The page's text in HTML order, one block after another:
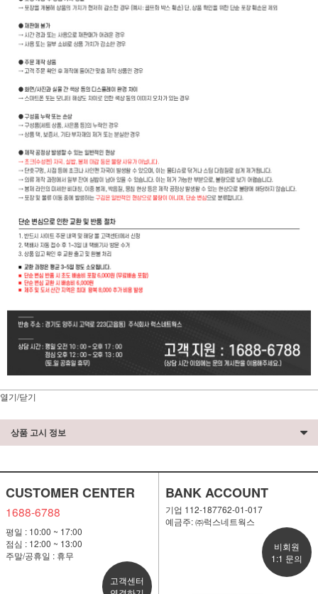
열기/닫기
상품 고시 정보
CUSTOMER CENTER
1688-6788
평일 : 10:00 ~ 17:00
점심 : 12:00 ~ 13:00
주말/공휴일 : 휴무
고객센터
BANK ACCOUNT
기업 112-187762-01-017
예금주: ㈜럭스네트웍스
비회원
1:1 문의